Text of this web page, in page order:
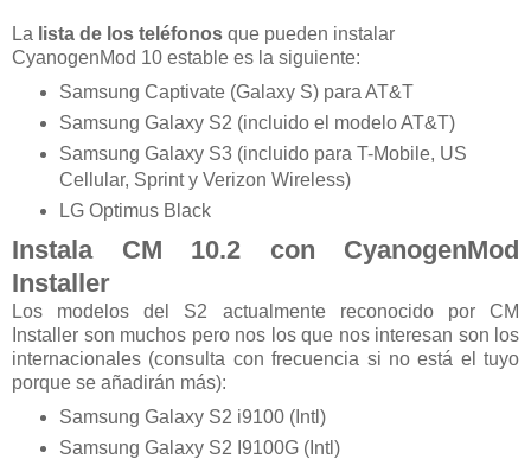
La lista de los teléfonos que pueden instalar
CyanogenMod 10 estable es la siguiente:
Samsung Captivate (Galaxy S) para AT&T
Samsung Galaxy S2 (incluido el modelo AT&T)
Samsung Galaxy S3 (incluido para T-Mobile, US
Cellular, Sprint y Verizon Wireless)
LG Optimus Black
Instala CM 10.2 con CyanogenMod
Installer
Los modelos del S2 actualmente reconocido por CM
Installer son muchos pero nos los que nos interesan son los
internacionales (consulta con frecuencia si no está el tuyo
porque se añadirán más):
Samsung Galaxy S2 i9100 (Intl)
Samsung Galaxy S2 I9100G (Intl)